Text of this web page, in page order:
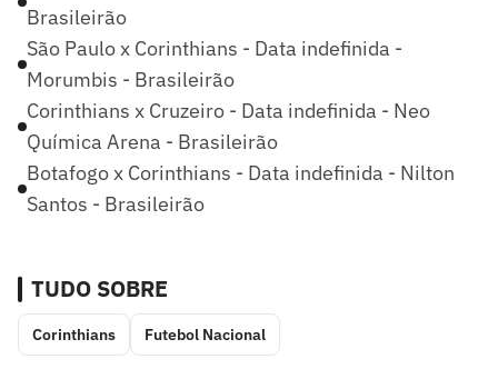
Brasileirão
São Paulo x Corinthians - Data indefinida -
Morumbis - Brasileirão
Corinthians x Cruzeiro - Data indefinida - Neo
Química Arena - Brasileirão
Botafogo x Corinthians - Data indefinida - Nilton
Santos - Brasileirão
TUDO SOBRE
Corinthians Futebol Nacional